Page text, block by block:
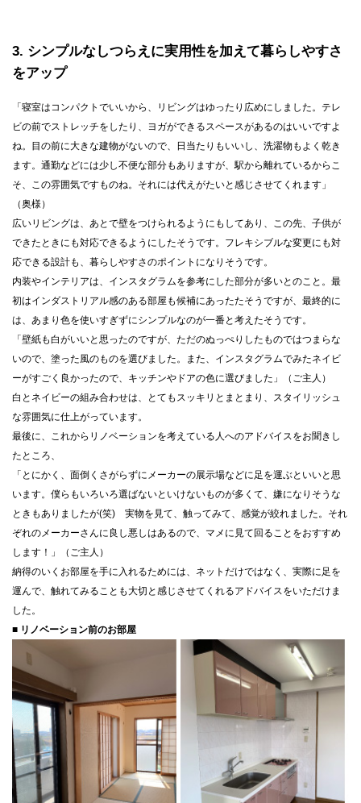
3 シンプルなしつらえに実用性を加えて暮らしやすさ
をアップ
「寝室はコンパクトでいいから、リビングはゆったり広めにしました。テレ
ビの前でストレッチをしたり、ヨガができるスペースがあるのはいいですよ
ね。目の前に大きな建物がないので、日当たりもいいし、洗濯物もよく乾き
ます。通勤などには少し不便な部分もありますが、駅から離れているからこ
そ、この雰囲気ですものね。それには代えがたいと感じさせてくれます」
（奥様）
広いリビングは、あとで壁をつけられるようにもしてあり、この先、子供が
できたときにも対応できるようにしたそうです。フレキシブルな変更にも対
応できる設計も、暮らしやすさのポイントになりそうです。
内装やインテリアは、インスタグラムを参考にした部分が多いとのこと。最
初はインダストリアル感のある部屋も候補にあったたそうですが、最終的に
は、あまり色を使いすぎずにシンプルなのが一番と考えたそうです。
「壁紙も白がいいと思ったのですが、ただのぬっぺりしたものではつまらな
いので、塗った風のものを選びました。また、インスタグラムでみたネイビ
ーがすごく良かったので、キッチンやドアの色に選びました」（ご主人）
白とネイビーの組み合わせは、とてもスッキリとまとまり、スタイリッシュ
な雰囲気に仕上がっています。
最後に、これからリノベーションを考えている人へのアドバイスをお聞きし
たところ、
「とにかく、面倒くさがらずにメーカーの展示場などに足を運ぶといいと思
います。僕らもいろいろ選ばないといけないものが多くて、嫌になりそうな
ときもありましたが(笑) 実物を見て、触ってみて、感覚が絞れました。それ
ぞれのメーカーさんに良し悪しはあるので、マメに見て回ることをおすすめ
します！」（ご主人）
納得のいくお部屋を手に入れるためには、ネットだけではなく、実際に足を
運んで、触れてみることも大切と感じさせてくれるアドバイスをいただけま
した。
■ リノベーション前のお部屋